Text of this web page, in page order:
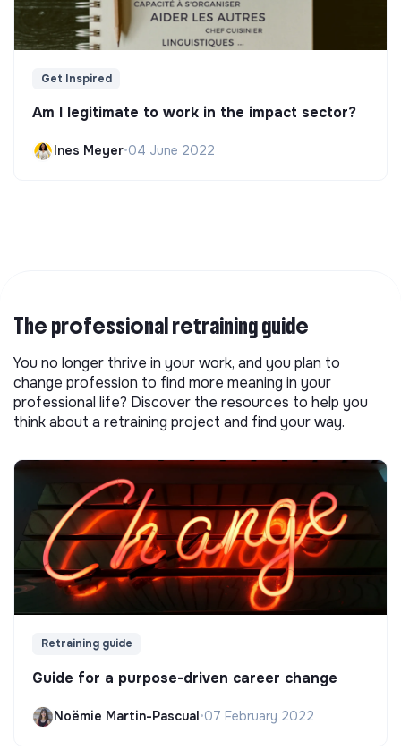
Get Inspired
Am I legitimate to work in the impact sector?
Ines Meyer•04 June 2022
The professional retraining guide
You no longer thrive in your work, and you plan to
change profession to find more meaning in your
professional life? Discover the resources to help you
think about a retraining project and find your way.
Retraining guide
Guide for a purpose-driven career change
Noëmie Martin-Pascual•07 February 2022